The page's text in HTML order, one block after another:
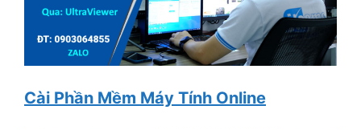
Cài Phần Mềm Máy Tính Online